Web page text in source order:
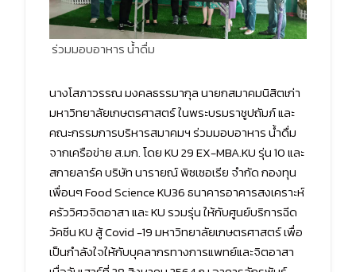
ร่วมมอบอาหาร น้ำดื่ม
นางโสภาวรรณ มงคลธรรมากุล นายกสมาคมนิสิตเก่า
มหาวิทยาลัยเกษตรศาสตร์ ในพระบรมราชูปถัมภ์ และ
คณะกรรมการบริหารสมาคมฯ ร่วมมอบอาหาร น้ำดื่ม
จากเครือข่าย ส.มก. โดย KU 29 EX-MBA.KU รุ่น 10 และ
สกายลาร์ค บริษัท นารายณ์ พิซเซอเรีย จำกัด กองทุน
เพื่อนๆ Food Science KU36 ธนาคารอาคารสงเคราะห์
ครัววิศวจิตอาสา และ KU รวมรุ่น ให้กับศูนย์บริการฉีด
วัคซีน KU สู้ Covid -19 มหาวิทยาลัยเกษตรศาสตร์ เพื่อ
เป็นกำลังใจให้กับบุคลากรทางการแพทย์และจิตอาสา